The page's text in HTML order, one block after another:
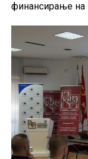
финансирање на